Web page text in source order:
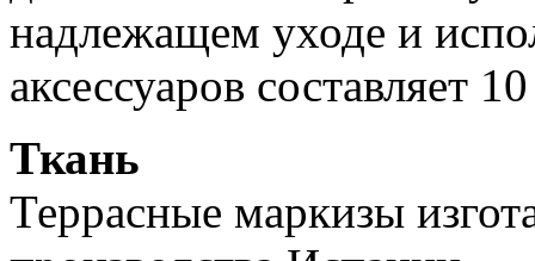
надлежащем уходе и
аксессуаров составляет
Ткань
Террасные маркизы